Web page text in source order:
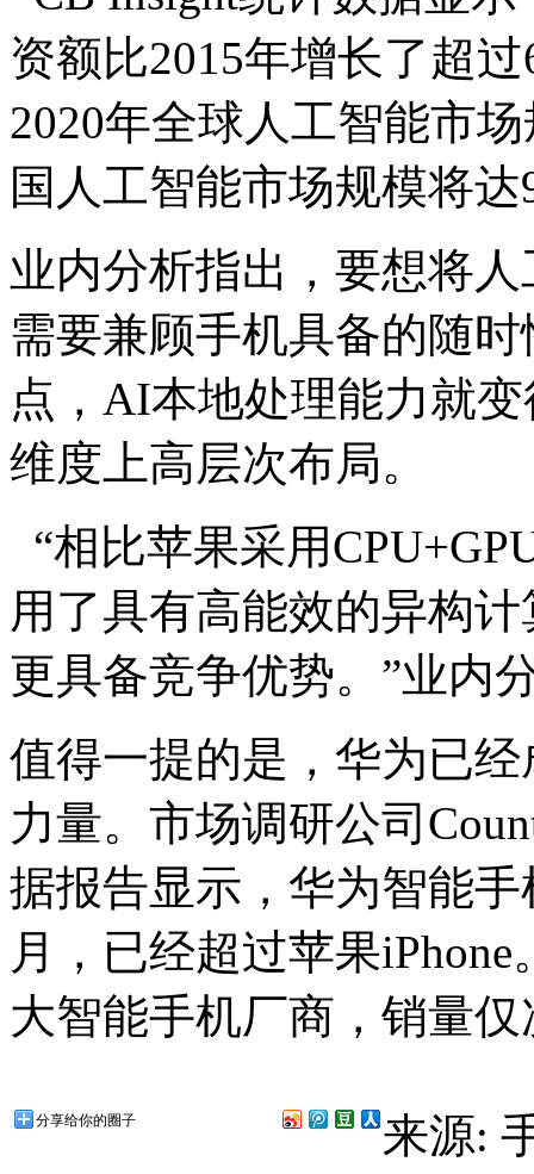
资额比2015年增长了超
2020年全球人工智能市
国人工智能市场规模将达
业内分析指出，要想将
需要兼顾手机具备的随
点，AI本地处理能力就
维度上高层次布局。
“相比苹果采用
用了具有高能效的异构
更具备竞争优势。”业内
值得一提的是，华为已
力量。市场调研公司
据报告显示，华为智能
月，已经超过苹果
大智能手机厂商，销量
分享给你的圈子 来源: